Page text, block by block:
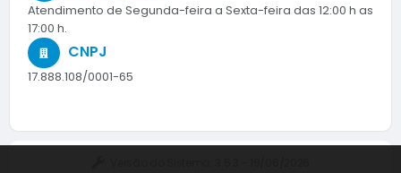
Atendimento de Segunda-feira a Sexta-feira das 12:00 h as
17:00 h.
CNPJ
17.888.108/0001-65